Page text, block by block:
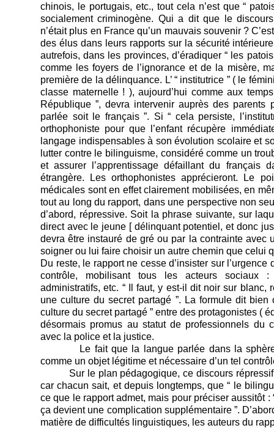
chinois, le portugais, etc., tout cela n’est que “
socialement criminogène. Qui a dit que le
n’était plus en France qu’un mauvais souvenir ?
des élus dans leurs rapports sur la sécurité
autrefois, dans les provinces, d’éradiquer “ les
comme les foyers de l’ignorance et de la misère,
première de la délinquance. L’ “ institutrice ” ( le
classe maternelle ! ), aujourd’hui comme aux
République ”, devra intervenir auprès des parents
parlée soit le français ”. Si “ cela persiste,
orthophoniste pour que l’enfant récupère
langage indispensables à son évolution scolaire et
lutter contre le bilinguisme, considéré comme un
et assurer l’apprentissage défaillant du français
étrangère. Les orthophonistes apprécieront. Le
médicales sont en effet clairement mobilisées, en
tout au long du rapport, dans une perspective non
d’abord, répressive. Soit la phrase suivante, sur
direct avec le jeune [ délinquant potentiel, et donc
devra être instauré de gré ou par la contrainte avec
soigner ou lui faire choisir un autre chemin que celui
Du reste, le rapport ne cesse d’insister sur
contrôle, mobilisant tous les acteurs sociaux :
administratifs, etc. “ Il faut, y est-il dit noir sur blanc,
une culture du secret partagé ”. La formule dit
culture du secret partagé ” entre des protagonistes (
désormais promus au statut de professionnels du
avec la police et la justice.
Le fait que la langue parlée dans la sphère
comme un objet légitime et nécessaire d’un tel
Sur le plan pédagogique, ce discours répressif
car chacun sait, et depuis longtemps, que “ le
ce que le rapport admet, mais pour préciser aussitôt :
ça devient une complication supplémentaire ”.
matière de difficultés linguistiques, les auteurs du